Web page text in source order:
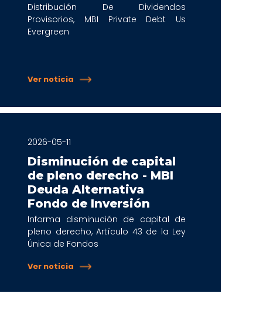
Distribución De Dividendos
Provisorios, MBI Private Debt Us
Evergreen
Ver noticia
2026-05-11
Disminución de capital
de pleno derecho - MBI
Deuda Alternativa
Fondo de Inversión
Informa disminución de capital de
pleno derecho, Artículo 43 de la Ley
Única de Fondos
Ver noticia